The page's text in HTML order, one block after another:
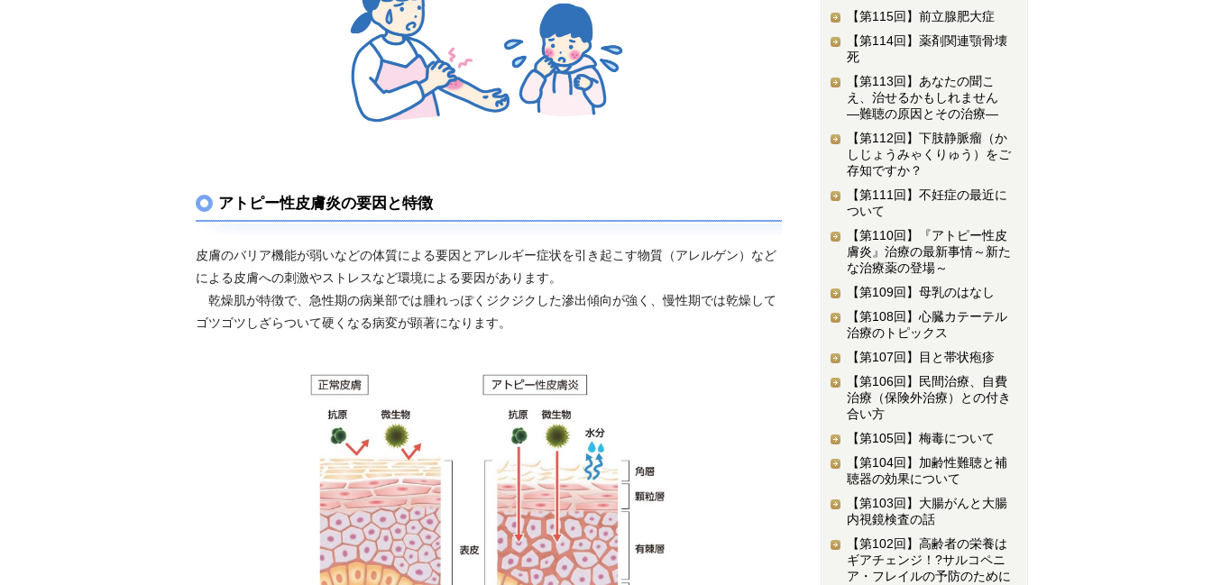
アトピー性皮膚炎の要因と特徴
皮膚のバリア機能が弱いなどの体質による要因とアレルギー症状を引き起こす物質（アレルゲン）など
による皮膚への刺激やストレスなど環境による要因があります。
乾燥肌が特徴で、急性期の病巣部では腫れっぽくジクジクした滲出傾向が強く、慢性期では乾燥して
ゴツゴツしざらついて硬くなる病変が顕著になります。
【第115回】 前立腺肥大症
【第114回】 薬剤関連顎骨壊
死
【第113回】 あなたの聞こ
え、治せるかもしれません
―難聴の原因とその治療―
【第112回】 下肢静脈瘤（か
しじょうみゃくりゅう）をご
存知ですか？
【第111回】 不妊症の最近に
ついて
【第110回】
『アトピー性皮
膚炎』治療の最新事情～新た
な治療薬の登場～
【第109回】 母乳のはなし
【第108回】 心臓カテーテル
治療のトピックス
【第107回】
目と帯状疱疹
【第106回】
民間治療、自費
治療（保険外治療）との付き
合い方
【第105回】 梅毒について
【第104回】 加齢性難聴と補
聴器の効果について
【第103回】 大腸がんと大腸
内視鏡検査の話
【第102回】 高齢者の栄養は
ギアチェンジ！?サルコペニ
ア・フレイルの予防のために